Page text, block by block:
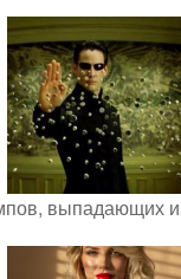
выпадающих